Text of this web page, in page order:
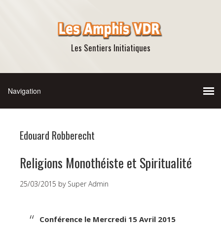
Les Sentiers Initiatiques
Edouard Robberecht
Religions Monothéiste et Spiritualité
25/03/2015 by Super Admin
Conférence le Mercredi 15 Avril 2015